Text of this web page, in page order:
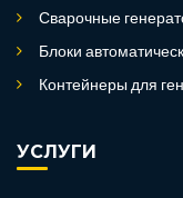
Сварочные
Блоки
Контейнеры для
УСЛУГИ